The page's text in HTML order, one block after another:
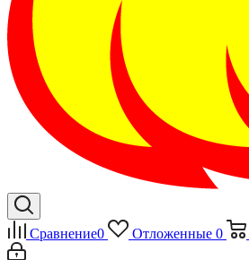
Сравнение0 Отложенные 0